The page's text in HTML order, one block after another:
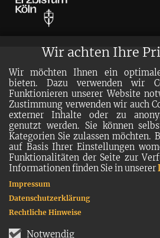
Wir achten Ihre
Wir möchten Ihnen ein
bieten. Dazu verwenden wir
Funktionieren unserer Website
Zustimmung verwenden wir auch
externer Inhalte oder zu
genutzt werden. Sie können
Kategorien Sie zulassen möchten.
auf Basis Ihrer Einstellungen
Funktionalitäten der Seite zur
Informationen finden Sie in unserer
Notwendig
Impressum
Datenschutzerklärung
Rechtliche Hinweise